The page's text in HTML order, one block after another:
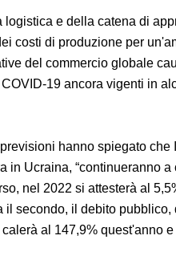
logistica e della catena di
costi di produzione per
del commercio globale
19 ancora vigenti in
hanno spiegato
in Ucraina, “continueranno a
nel 2022 si attesterà al
il secondo, il debito
al 147,9% quest'anno